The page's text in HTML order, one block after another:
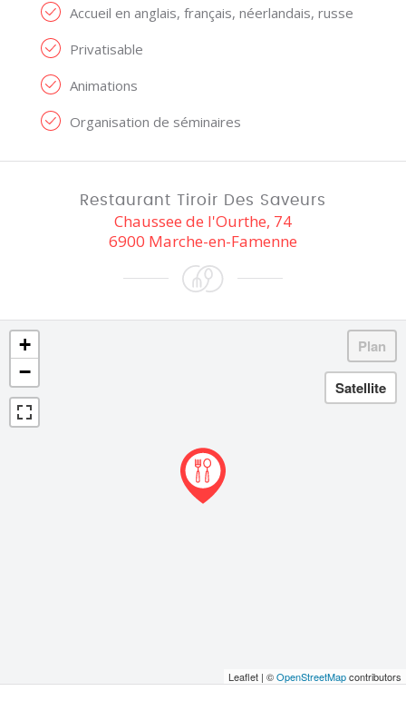
Accueil en anglais, français, néerlandais, russe
Privatisable
Animations
Organisation de séminaires
Restaurant Tiroir Des Saveurs
Chaussee de l'Ourthe, 74
6900 Marche-en-Famenne
+
−
Leaflet | ©OpenStreetMapcontributors